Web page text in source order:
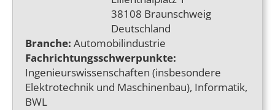
38108 Braunschweig
Deutschland
Branche: Automobilindustrie
Fachrichtungsschwerpunkte:
Ingenieurswissenschaften (insbesondere
Elektrotechnik und Maschinenbau), Informatik,
BWL